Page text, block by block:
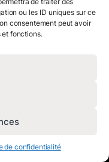
ou les ID uniques sur ce
consentement peut avoir
et fonctions.
de confidentialité